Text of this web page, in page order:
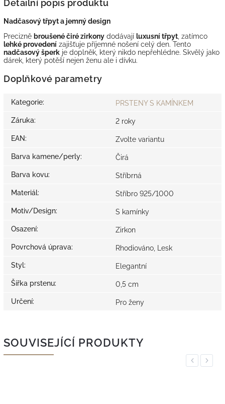
Detailní popis produktu
Nadčasový třpyt a jemný design
Precizně broušené čiré zirkony dodávají luxusní třpyt , zatímco
lehké provedení zajišťuje příjemné nošení celý den. Tento
nadčasový šperk je doplněk, který nikdo nepřehlédne. Skvělý jako
dárek, který potěší nejen ženu ale i dívku.
Doplňkové parametry
Kategorie: PRSTENY S KAMÍNKEM
Záruka: 2 roky
EAN: Zvolte variantu
Barva kamene/perly: Čirá
Barva kovu: Stříbrná
Materiál: Stříbro 925/1000
Motiv/Design: S kamínky
Osazení: Zirkon
Povrchová úprava: Rhodiováno, Lesk
Styl: Elegantní
Šířka prstenu: 0,5 cm
Určení: Pro ženy
SOUVISEJÍCÍ PRODUKTY
Previous
Next